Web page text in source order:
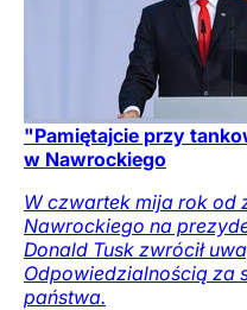
"Pamiętajcie przy
w Nawrockiego
W czwartek mija rok od
Nawrockiego na
Donald Tusk zwrócił
Odpowiedzialnością za
państwa.